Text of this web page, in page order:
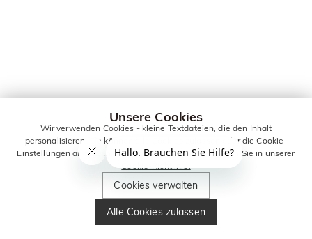
Unsere Cookies
Wir verwenden Cookies - kleine Textdateien, die den Inhalt
personalisieren. Sie können alle Cookies zulassen oder die Cookie-
Einstellungen anpassen. Weitere Informationen erhalten Sie in unserer
Cookie-Richtlinie.
Cookies verwalten
Alle Cookies zulassen